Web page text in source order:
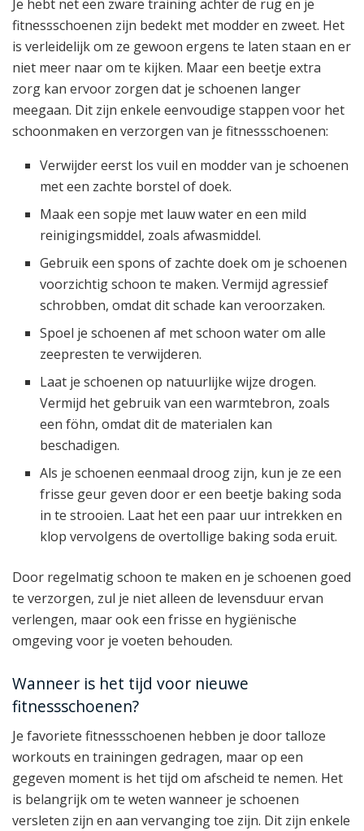
Je hebt net een zware training achter de rug en je
fitnessschoenen zijn bedekt met modder en zweet. Het
is verleidelijk om ze gewoon ergens te laten staan en er
niet meer naar om te kijken. Maar een beetje extra
zorg kan ervoor zorgen dat je schoenen langer
meegaan. Dit zijn enkele eenvoudige stappen voor het
schoonmaken en verzorgen van je fitnessschoenen:
Verwijder eerst los vuil en modder van je schoenen
met een zachte borstel of doek.
Maak een sopje met lauw water en een mild
reinigingsmiddel, zoals afwasmiddel.
Gebruik een spons of zachte doek om je schoenen
voorzichtig schoon te maken. Vermijd agressief
schrobben, omdat dit schade kan veroorzaken.
Spoel je schoenen af met schoon water om alle
zeepresten te verwijderen.
Laat je schoenen op natuurlijke wijze drogen.
Vermijd het gebruik van een warmtebron, zoals
een föhn, omdat dit de materialen kan
beschadigen.
Als je schoenen eenmaal droog zijn, kun je ze een
frisse geur geven door er een beetje baking soda
in te strooien. Laat het een paar uur intrekken en
klop vervolgens de overtollige baking soda eruit.
Door regelmatig schoon te maken en je schoenen goed
te verzorgen, zul je niet alleen de levensduur ervan
verlengen, maar ook een frisse en hygiënische
omgeving voor je voeten behouden.
Wanneer is het tijd voor nieuwe
fitnessschoenen?
Je favoriete fitnessschoenen hebben je door talloze
workouts en trainingen gedragen, maar op een
gegeven moment is het tijd om afscheid te nemen. Het
is belangrijk om te weten wanneer je schoenen
versleten zijn en aan vervanging toe zijn. Dit zijn enkele